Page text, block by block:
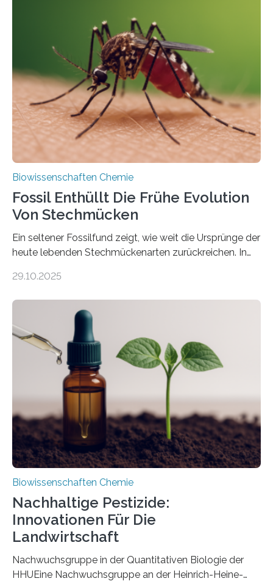
Grünalgen, die vor Hunderten von Millionen Jahren
lebten. Unter den Vorfahren sticht eine Gruppe heraus,
die noch heute in der Natur vorkommt: die
Süßwasseralge Coleochaetophyceae. Einige Arten
dieser Gruppe bilden aus Zellfäden dichte Geflechte
mit scheibenförmiger Gestalt. Was auffällig ist: Die
nächsten…
Biowissenschaften Chemie
Fossil Enthüllt Die Frühe Evolution
Von Stechmücken
Ein seltener Fossilfund zeigt, wie weit die Ursprünge der
heute lebenden Stechmückenarten zurückreichen. In
Forschende die bisher älteste bekannte Stechmücken-
Region Kachin in Myanmar und hat sich in
ausgezeichnetem Zustand erhalten. Es konnte als neue
Art einer neuen Gattung beschrieben werden und trägt
nun den Namen Cretosabethes primaevus. Dieser erste
fossile Nachweis einer Stechmückenlarve in Bernstein
stellt gleichzeitig den ersten Fossilfund einer
Mückenlarve aus dem Mesozoikum dar, denn…
29.10.2025
Biowissenschaften Chemie
Nachhaltige Pestizide:
Innovationen Für Die
Landwirtschaft
Nachwuchsgruppe in der Quantitativen Biologie der
HHUEine Nachwuchsgruppe an der Heinrich-Heine-